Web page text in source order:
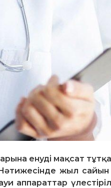
енуді мақсат
жыл
аппараттар